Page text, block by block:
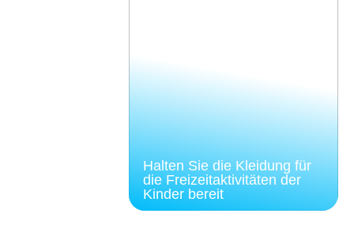
Halten Sie die Kleidung für
die Freizeitaktivitäten der
Kinder bereit